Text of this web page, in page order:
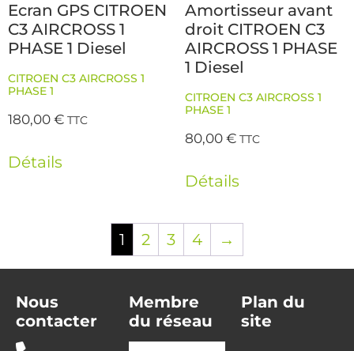
Ecran GPS CITROEN
C3 AIRCROSS 1
PHASE 1 Diesel
CITROEN C3 AIRCROSS 1
PHASE 1
180,00€ TTC
Détails
Amortisseur avant
droit CITROEN C3
AIRCROSS 1 PHASE
1 Diesel
CITROEN C3 AIRCROSS 1
PHASE 1
80,00€ TTC
Détails
1 2 3 4 →
Nous
contacter
Membre
du réseau
Plan du
site